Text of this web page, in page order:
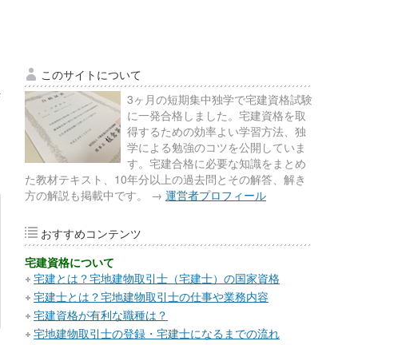
このサイトについて
3ヶ月の短期集中独学で宅建資格試験
に一発合格しました。宅建資格を取
得するための効率よい学習方法、独
学による勉強のコツを公開していま
す。宅建合格に必要な知識をまとめ
た教材テキスト、10年分以上の過去問とその解答、解き
方の解説も掲載中です。 → 運営者プロフィール
おすすめコンテンツ
宅建資格について
宅建とは？宅地建物取引士（宅建士）の国家資格
宅建士とは？宅地建物取引士の仕事や業務内容
宅建資格が有利な職種は？
宅地建物取引士の登録・宅建士になるまでの流れ